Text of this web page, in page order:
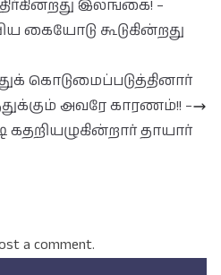
இலங்கை! –
கையோடு கூடுகின்றது
கொடுமைப்படுத்தினார்
அவரே காரணம்!! –
கதறியழுகின்றார் தாயார்
a comment.